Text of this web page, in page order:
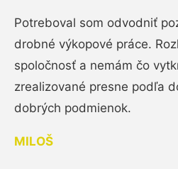
Potreboval som odvodniť
drobné výkopové práce.
spoločnosť a nemám čo
zrealizované presne podľa
dobrých podmienok.
MILOŠ